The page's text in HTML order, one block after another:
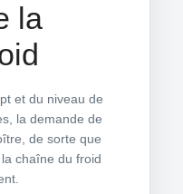
la
et du niveau de
la demande de
de sorte que
chaîne du froid